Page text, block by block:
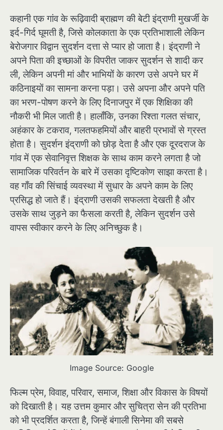
कहानी एक गांव के रूढ़िवादी ब्राह्मण की बेटी इंद्राणी मुखर्जी के
इर्द-गिर्द घूमती है, जिसे कोलकाता के एक प्रतिभाशाली लेकिन
बेरोजगार विद्वान सुदर्शन दत्ता से प्यार हो जाता है। इंद्राणी ने
अपने पिता की इच्छाओं के विपरीत जाकर सुदर्शन से शादी कर
ली, लेकिन अपनी मां और भाभियों के कारण उसे अपने घर में
कठिनाइयों का सामना करना पड़ा। उसे अपना और अपने पति
का भरण-पोषण करने के लिए दिनाजपुर में एक शिक्षिका की
नौकरी भी मिल जाती है। हालाँकि, उनका रिश्ता गलत संचार,
अहंकार के टकराव, गलतफहमियों और बाहरी प्रभावों से ग्रस्त
होता है। सुदर्शन इंद्राणी को छोड़ देता है और एक दूरदराज के
गांव में एक सेवानिवृत्त शिक्षक के साथ काम करने लगता है जो
सामाजिक परिवर्तन के बारे में उसका दृष्टिकोण साझा करता है।
वह गाँव की सिंचाई व्यवस्था में सुधार के अपने काम के लिए
प्रसिद्ध हो जाते हैं। इंद्राणी उसकी सफलता देखती है और
उसके साथ जुड़ने का फैसला करती है, लेकिन सुदर्शन उसे
वापस स्वीकार करने के लिए अनिच्छुक है।
Image Source: Google
फिल्म प्रेम, विवाह, परिवार, समाज, शिक्षा और विकास के विषयों
को दिखाती है। यह उत्तम कुमार और सुचित्रा सेन की प्रतिभा
को भी प्रदर्शित करता है, जिन्हें बंगाली सिनेमा की सबसे